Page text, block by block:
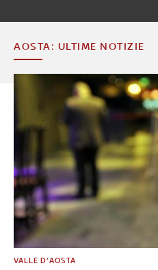
AOSTA: ULTIME NOTIZIE
VALLE D'AOSTA